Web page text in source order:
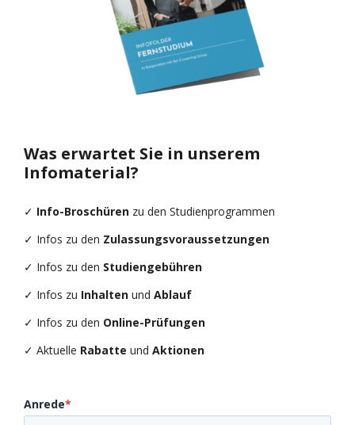
Was erwartet Sie in unserem
Infomaterial?
✓ Info-Broschüren zu den Studienprogrammen
✓ Infos zu den Zulassungsvoraussetzungen
✓ Infos zu den Studiengebühren
✓ Infos zu Inhalten und Ablauf
✓ Infos zu den Online-Prüfungen
✓ Aktuelle Rabatte und Aktionen